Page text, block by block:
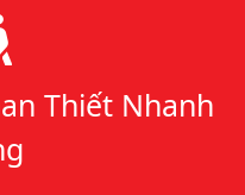
Thiết Nhanh